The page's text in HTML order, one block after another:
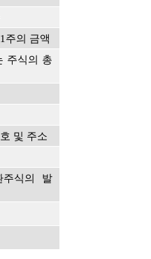
주의 금액
주식의 총
및 주소
식의 발